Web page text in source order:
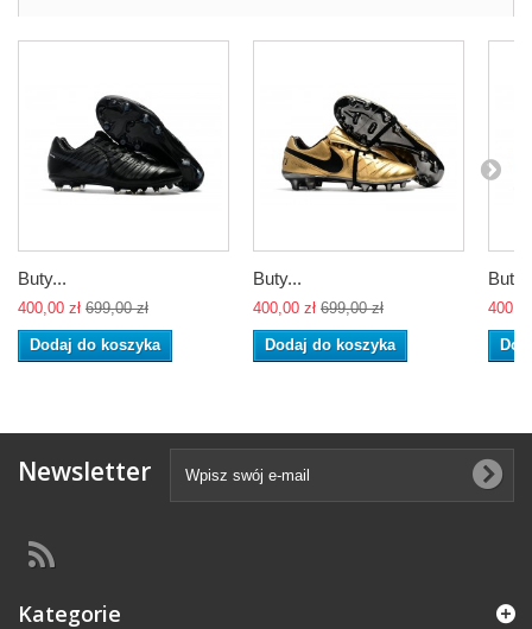
Buty...
400,00 zł 699,00 zł
Dodaj do koszyka
Buty...
400,00 zł 699,00 zł
Dodaj do koszyka
Newsletter
Kategorie